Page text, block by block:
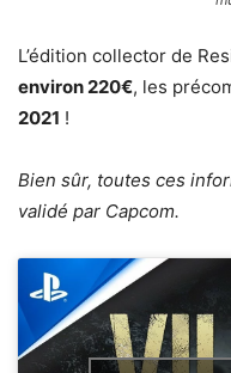
L’édition collector de
environ 220€, les
2021 !
Bien sûr, toutes ces
validé par Capcom.